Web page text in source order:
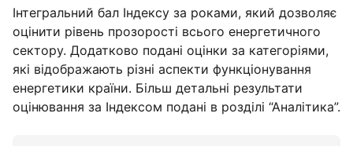
Інтегральний бал Індексу за роками, який дозволяє
оцінити рівень прозорості всього енергетичного
сектору. Додатково подані оцінки за категоріями,
які відображають різні аспекти функціонування
енергетики країни. Більш детальні результати
оцінювання за Індексом подані в розділі “Аналітика”.